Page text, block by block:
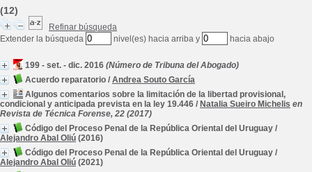
(12)
Refinar búsqueda
Extender la búsqueda
nivel(es) hacia arriba y hacia abajo
199 - set. - dic. 2016 (Número de Tribuna del Abogado)
Acuerdo reparatorio / Andrea Souto García
Algunos comentarios sobre la limitación de la libertad provisional,
condicional y anticipada prevista en la ley 19.446 / Natalia Sueiro Michelis en
Revista de Técnica Forense, 22 (2017)
Código del Proceso Penal de la República Oriental del Uruguay /
Alejandro Abal Oliú (2016)
Código del Proceso Penal de la República Oriental del Uruguay /
Alejandro Abal Oliú (2021)